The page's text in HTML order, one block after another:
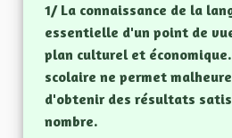
1/ La connaissance de la
essentielle d'un point de
plan culturel et
scolaire ne permet
d'obtenir des résultats
nombre.